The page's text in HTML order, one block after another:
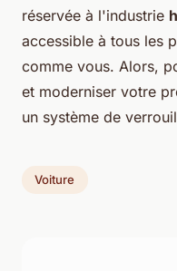
réservée à l'industrie
accessible à tous les
comme vous. Alors,
et moderniser votre
un système de
Voiture